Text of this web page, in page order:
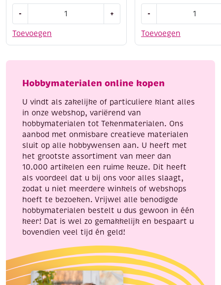
Toevoegen
-
/
en
aantal
+
Toevoegen
-
kerstoomhangers,
4.7
,
stuks
Hobbymaterialen online kopen
U vindt als zakelijke of particuliere klant alles
in onze webshop, variërend van
hobbymaterialen tot Tekenmaterialen. Ons
aanbod met onmisbare creatieve materialen
sluit op alle hobbywensen aan. U heeft met
het grootste assortiment van meer dan
10.000 artikelen een ruime keuze. Dit heeft
als voordeel dat u bij ons voor alles slaagt,
zodat u niet meerdere winkels of webshops
hoeft te bezoeken. Vrijwel alle benodigde
hobbymaterialen bestelt u dus gewoon in één
keer! Dat is wel zo gemakkelijk en bespaart u
bovendien veel tijd én geld!